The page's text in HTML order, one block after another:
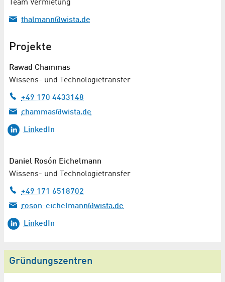
Team Vermietung
thalmann@wista.de
Projekte
Rawad Chammas
Wissens- und Technologietransfer
+49 170 4433148
chammas@wista.de
LinkedIn
Daniel Rosón Eichelmann
Wissens- und Technologietransfer
+49 171 6518702
roson-eichelmann@wista.de
LinkedIn
Gründungszentren